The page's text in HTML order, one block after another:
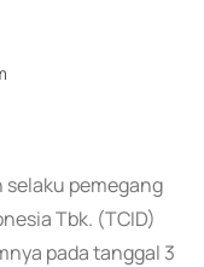
pemegang
Tbk. (TCID)
pada tanggal 3